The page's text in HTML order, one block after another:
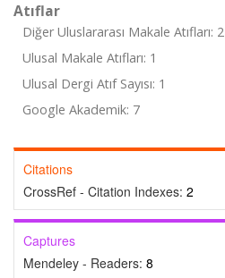
Atıflar
Diğer Uluslararası Makale Atıfları: 2
Ulusal Makale Atıfları: 1
Ulusal Dergi Atıf Sayısı: 1
Google Akademik: 7
Citations
CrossRef - Citation Indexes: 2
Captures
Mendeley - Readers: 8